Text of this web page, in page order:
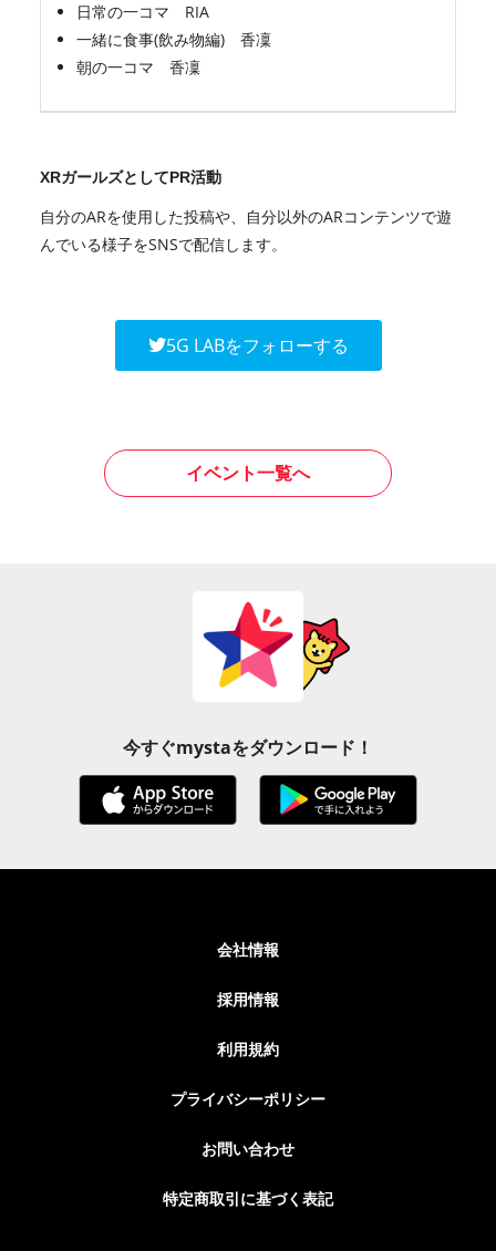
日常の一コマ RIA
一緒に食事(飲み物編) 香凜
朝の一コマ 香凜
XRガールズとしてPR活動
自分のARを使用した投稿や、自分以外のARコンテンツで遊
んでいる様子をSNSで配信します。
5G LABをフォローする
イベント一覧へ
今すぐmystaをダウンロード！
会社情報
採用情報
利用規約
プライバシーポリシー
お問い合わせ
特定商取引に基づく表記